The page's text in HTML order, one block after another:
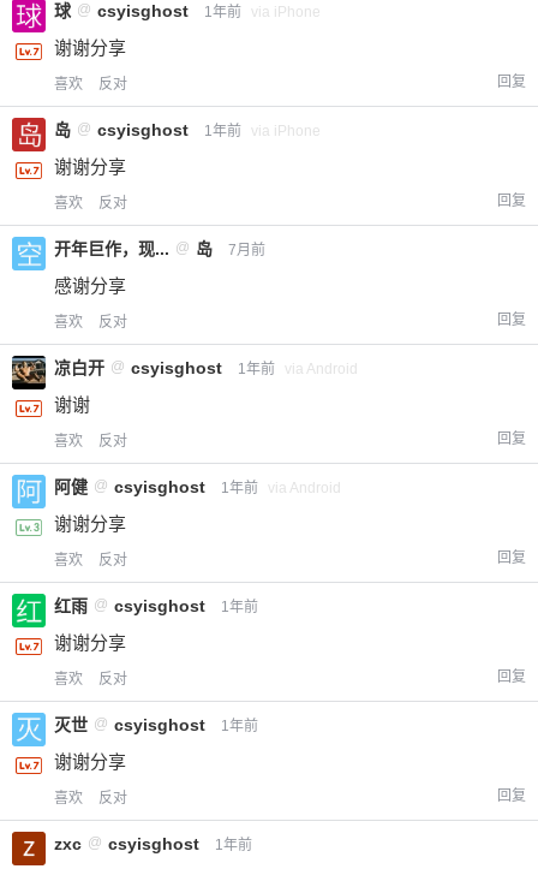
立刻支付
球 @ csyisghost 1年前 via iPhone
谢谢分享
喜欢 反对 回复
岛 @ csyisghost 1年前 via iPhone
谢谢分享
喜欢 反对 回复
开年巨作，现... @ 岛 7月前
感谢分享
喜欢 反对 回复
凉白开 @ csyisghost 1年前 via Android
谢谢
喜欢 反对 回复
阿健 @ csyisghost 1年前 via Android
谢谢分享
喜欢 反对 回复
红雨 @ csyisghost 1年前
谢谢分享
喜欢 反对 回复
灭世 @ csyisghost 1年前
谢谢分享
喜欢 反对 回复
zxc @ csyisghost 1年前
忘记密码？